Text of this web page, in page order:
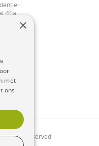
41a
5781
Rights Reserved
×
met
ons